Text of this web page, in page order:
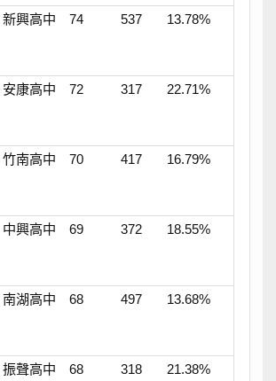
新興高中 74 537 13.78%
安康高中 72 317 22.71%
竹南高中 70 417 16.79%
中興高中 69 372 18.55%
南湖高中 68 497 13.68%
振聲高中 68 318 21.38%